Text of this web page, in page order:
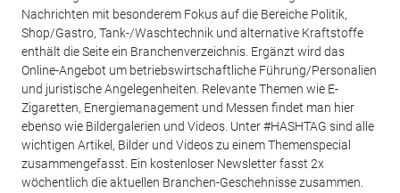
Nachrichten mit besonderem Fokus auf die Bereiche Politik,
Shop/Gastro, Tank-/Waschtechnik und alternative Kraftstoffe
enthält die Seite ein Branchenverzeichnis. Ergänzt wird das
Online-Angebot um betriebswirtschaftliche Führung/Personalien
und juristische Angelegenheiten. Relevante Themen wie E-
Zigaretten, Energiemanagement und Messen findet man hier
ebenso wie Bildergalerien und Videos. Unter #HASHTAG sind alle
wichtigen Artikel, Bilder und Videos zu einem Themenspecial
zusammengefasst. Ein kostenloser Newsletter fasst 2x
wöchentlich die aktuellen Branchen-Geschehnisse zusammen.